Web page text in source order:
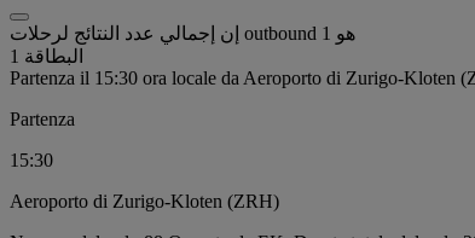
إن إجمالي عدد النتائج لرحلات outbound هو 1
البطاقة 1
Partenza il 15:30 ora locale da Aeroporto di Zurigo-Kloten
Partenza
15:30
Aeroporto di Zurigo-Kloten (ZRH)